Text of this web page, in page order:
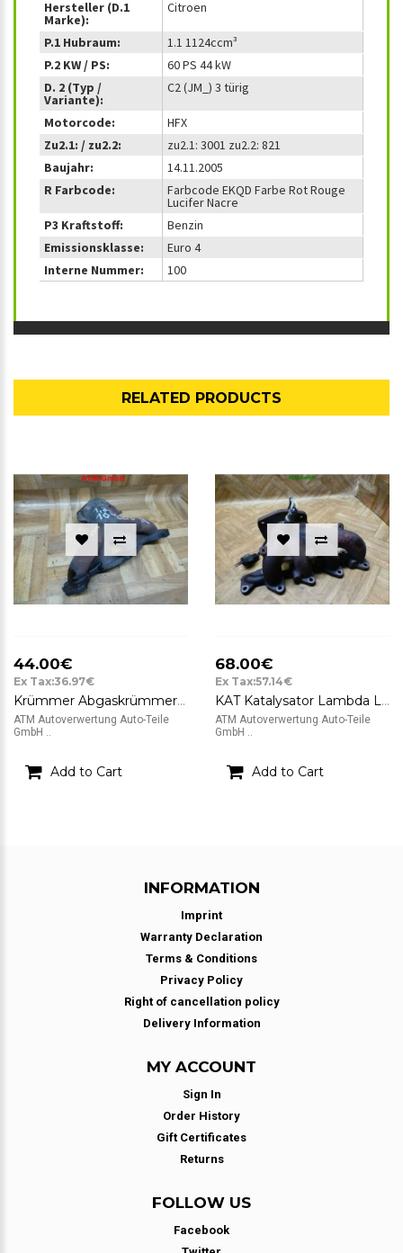
Hersteller (D.1
Marke):
Citroen
P.1 Hubraum:
1.1 1124ccm³
P.2 KW / PS:
60 PS 44 kW
D. 2 (Typ /
Variante):
C2 (JM_) 3 türig
Motorcode:
HFX
Zu2.1: / zu2.2:
zu2.1: 3001 zu2.2: 821
Baujahr:
14.11.2005
R Farbcode:
Farbcode EKQD Farbe Rot Rouge
Lucifer Nacre
P3 Kraftstoff:
Benzin
Emissionsklasse:
Euro 4
Interne Nummer:
100
RELATED PRODUCTS
44.00€
Ex Tax:36.97€
Krümmer Abgaskrümmer KAT Katalysator Renault Clio 2 1,2i 16v 115118 185
ATM Autoverwertung Auto-Teile
GmbH ..
Add to Cart
68.00€
Ex Tax:57.14€
KAT Katalysator Lambda Lambdasonde Krümmer Chevrolet Matiz
ATM Autoverwertung Auto-Teile
GmbH ..
Add to Cart
INFORMATION
Imprint
Warranty Declaration
Terms & Conditions
Privacy Policy
Right of cancellation policy
Delivery Information
MY ACCOUNT
Sign In
Order History
Gift Certificates
Returns
FOLLOW US
Facebook